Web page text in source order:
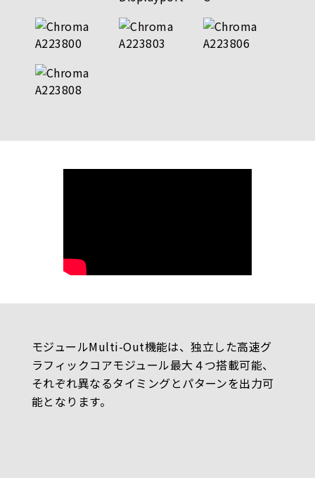
モジュールMulti-Out機能は、独立した高速グ
ラフィックコアモジュール最大４つ搭載可能、
それぞれ異なるタイミングとパターンを出力可
能となります。